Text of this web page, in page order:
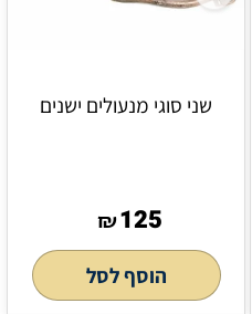
שני סוגי מנעולים ישנים
₪125
הוסף לסל